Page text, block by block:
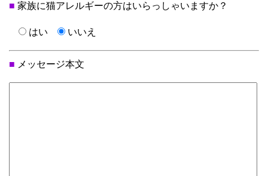
■ 家族に猫アレルギーの方はいらっしゃいますか？
はい いいえ
■ メッセージ本文